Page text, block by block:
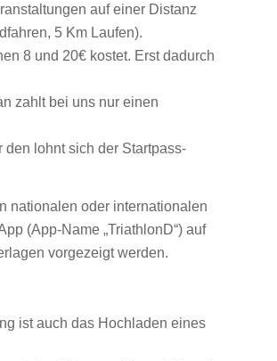
auf einer Distanz
5 Km Laufen).
8 und 20€ kostet. Erst dadurch
zahlt bei uns nur einen
lohnt sich der Startpass-
nationalen oder internationalen
(App-Name „TriathlonD“) auf
vorgezeigt werden.
ist auch das Hochladen eines